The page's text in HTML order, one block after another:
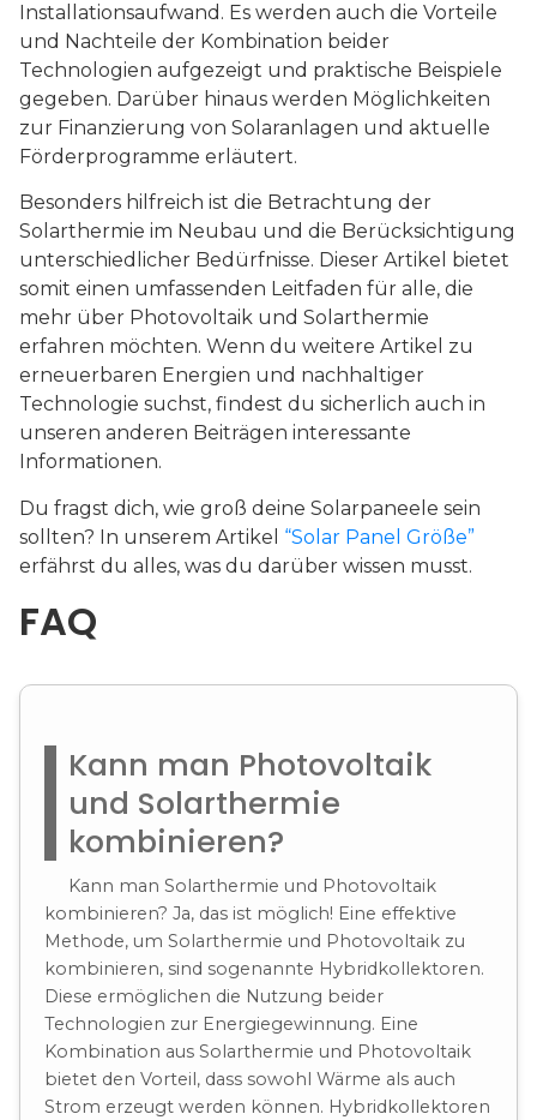
Installationsaufwand. Es werden auch die Vorteile
und Nachteile der Kombination beider
Technologien aufgezeigt und praktische Beispiele
gegeben. Darüber hinaus werden Möglichkeiten
zur Finanzierung von Solaranlagen und aktuelle
Förderprogramme erläutert.
Besonders hilfreich ist die Betrachtung der
Solarthermie im Neubau und die Berücksichtigung
unterschiedlicher Bedürfnisse. Dieser Artikel bietet
somit einen umfassenden Leitfaden für alle, die
mehr über Photovoltaik und Solarthermie
erfahren möchten. Wenn du weitere Artikel zu
erneuerbaren Energien und nachhaltiger
Technologie suchst, findest du sicherlich auch in
unseren anderen Beiträgen interessante
Informationen.
Du fragst dich, wie groß deine Solarpaneele sein
sollten? In unserem Artikel “Solar Panel Größe”
erfährst du alles, was du darüber wissen musst.
FAQ
Kann man Photovoltaik
und Solarthermie
kombinieren?
Kann man Solarthermie und Photovoltaik
kombinieren? Ja, das ist möglich! Eine effektive
Methode, um Solarthermie und Photovoltaik zu
kombinieren, sind sogenannte Hybridkollektoren.
Diese ermöglichen die Nutzung beider
Technologien zur Energiegewinnung. Eine
Kombination aus Solarthermie und Photovoltaik
bietet den Vorteil, dass sowohl Wärme als auch
Strom erzeugt werden können. Hybridkollektoren